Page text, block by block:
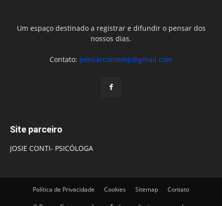
Um espaço destinado a registrar e difundir o pensar dos
nossos dias.
Contato: pensarcontemp@gmail.com
Site parceiro
JOSIE CONTI- PSICÓLOGA
Política de Privacidade Cookies Sitemap Contato